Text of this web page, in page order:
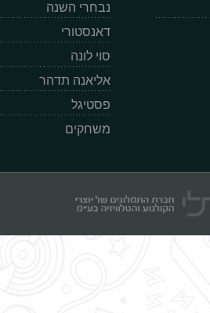
נבחרי השנה
דאנסטורי
סוי לונה
אליאנה תדהר
פסטיגל
משחקים